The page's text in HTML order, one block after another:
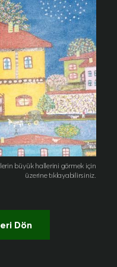
büyük hallerini görmek için
üzerine tıklayabilirsiniz.
Dön